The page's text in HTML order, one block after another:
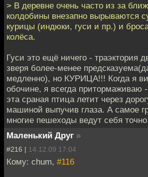
> В деревне очень часто из за
колдобины внезапно вырываются
курицы (индюки, гуси и пр.) и
колёса.
Гуси это ещё ничего - траэктория
зверя более-менее
медленно), но КУРИЦА!!! Когда я
обочине, я всегда притормаживаю
эта сраная птица летит через
машиной выпучив глаза. А самое
многие пешеходы ведут себя
Маленький Друг »
#216 | 14.12.09 17:04
Кому: chum, #116